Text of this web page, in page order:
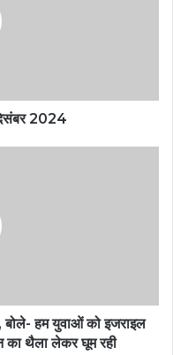
2024
बोले- हम युवाओं को इजराइल
का थैला लेकर घूम रही